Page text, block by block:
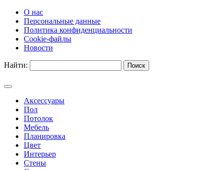
О нас
Персональные данные
Политика конфиденциальности
Cookie-файлы
Новости
Найти:
Аксессуары
Пол
Потолок
Мебель
Планировка
Цвет
Интерьер
Стены